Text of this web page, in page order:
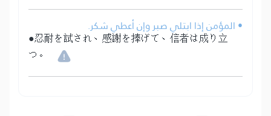
• المؤمن إذا ابتلي صبر وإن أعطي شكر.
●忍耐を試され、感謝を捧げて、信者は成り立
つ。